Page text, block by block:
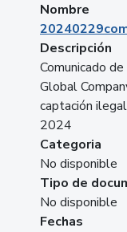
Nombre
Descripción
Comunicado
Global
captación
2024
Categoria
No disponible
Tipo de
No disponible
Fechas